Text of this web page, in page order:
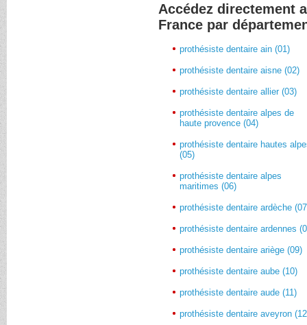
Accédez directement
France par
prothésiste dentaire ain (01)
prothésiste dentaire aisne (02)
prothésiste dentaire allier (03)
prothésiste dentaire alpes de
haute provence (04)
prothésiste dentaire hautes
(05)
prothésiste dentaire alpes
maritimes (06)
prothésiste dentaire ardèche
prothésiste dentaire ardennes
prothésiste dentaire ariège (09)
prothésiste dentaire aube (10)
prothésiste dentaire aude (11)
prothésiste dentaire aveyron